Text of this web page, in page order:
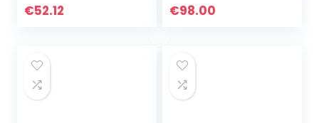
Bender met
€52.12 €98.00